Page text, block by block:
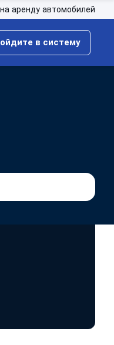
аренду автомобилей
в систему